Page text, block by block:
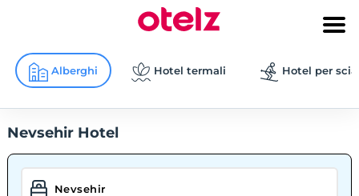
Alberghi Hotel termali Hotel per
Nevsehir Hotel